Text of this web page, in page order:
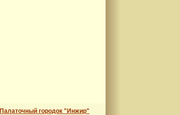
Палаточный городок "Инжир"